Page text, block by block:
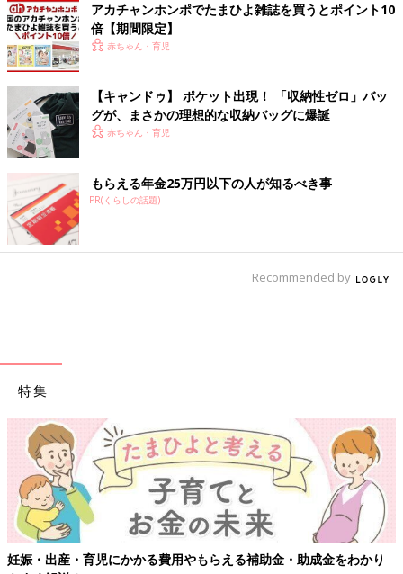
アカチャンホンポでたまひよ雑誌を買うとポイント10
倍【期間限定】
赤ちゃん・育児
【キャンドゥ】 ポケット出現！ 「収納性ゼロ」バッ
グが、まさかの理想的な収納バッグに爆誕
赤ちゃん・育児
もらえる年金25万円以下の人が知るべき事
PR(くらしの話題)
Recommended by
特集
【ワクチン接種できるものも】妊婦の感染症対策、知っておいて